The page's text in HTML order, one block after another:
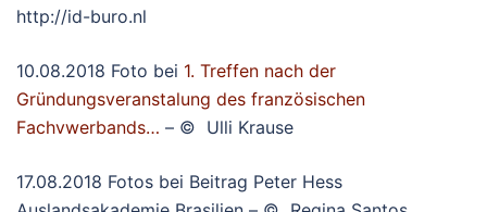
http://id-buro.nl
10.08.2018 Foto bei 1. Treffen nach der
Gründungsveranstalung des französischen
Fachvwerbands… – © Ulli Krause
17.08.2018 Fotos bei Beitrag Peter Hess